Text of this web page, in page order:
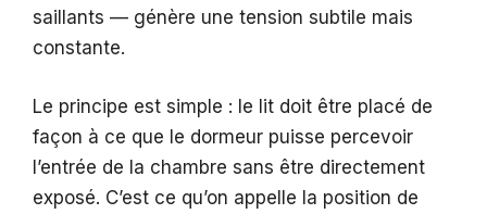
saillants — génère une tension subtile mais
constante.
Le principe est simple : le lit doit être placé de
façon à ce que le dormeur puisse percevoir
l’entrée de la chambre sans être directement
exposé. C’est ce qu’on appelle la position de